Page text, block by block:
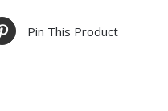
Pin This Product